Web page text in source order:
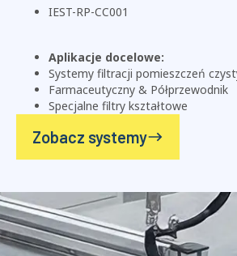
IEST-RP-CC001
Aplikacje docelowe:
Systemy filtracji pomieszczeń
Farmaceutyczny & Półprzewodnik
Specjalne filtry kształtowe
Zobacz systemy